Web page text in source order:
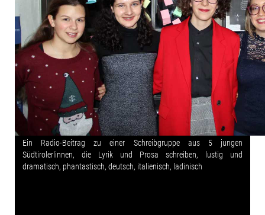
Ein Radio-Beitrag zu einer Schreibgruppe aus 5 jungen
Südtirolerlinnen, die Lyrik und Prosa schreiben, lustig und
dramatisch, phantastisch, deutsch, italienisch, ladinisch